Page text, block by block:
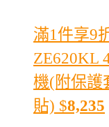
滿1件享9
ZE620KL
機(附保護
貼) $8,235